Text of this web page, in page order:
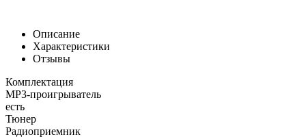
Описание
Характеристики
Отзывы
Комплектация
MP3-проигрыватель
есть
Тюнер
Радиоприемник